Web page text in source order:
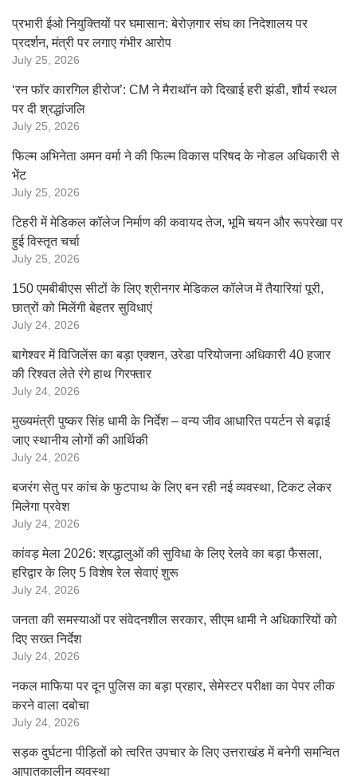
प्रभारी ईओ नियुक्तियों पर घमासान: बेरोज़गार संघ का निदेशालय पर
प्रदर्शन, मंत्री पर लगाए गंभीर आरोप
July 25, 2026
‘रन फॉर कारगिल हीरोज’: CM ने मैराथॉन को दिखाई हरी झंडी, शौर्य स्थल
पर दी श्रद्धांजलि
July 25, 2026
फिल्म अभिनेता अमन वर्मा ने की फिल्म विकास परिषद के नोडल अधिकारी से
भेंट
July 25, 2026
टिहरी में मेडिकल कॉलेज निर्माण की कवायद तेज, भूमि चयन और रूपरेखा पर
हुई विस्तृत चर्चा
July 25, 2026
150 एमबीबीएस सीटों के लिए श्रीनगर मेडिकल कॉलेज में तैयारियां पूरी,
छात्रों को मिलेंगी बेहतर सुविधाएं
July 24, 2026
बागेश्वर में विजिलेंस का बड़ा एक्शन, उरेडा परियोजना अधिकारी 40 हजार
की रिश्वत लेते रंगे हाथ गिरफ्तार
July 24, 2026
मुख्यमंत्री पुष्कर सिंह धामी के निर्देश – वन्य जीव आधारित पयर्टन से बढ़ाई
जाए स्थानीय लोगों की आर्थिकी
July 24, 2026
बजरंग सेतु पर कांच के फुटपाथ के लिए बन रही नई व्यवस्था, टिकट लेकर
मिलेगा प्रवेश
July 24, 2026
कांवड़ मेला 2026: श्रद्धालुओं की सुविधा के लिए रेलवे का बड़ा फैसला,
हरिद्वार के लिए 5 विशेष रेल सेवाएं शुरू
July 24, 2026
जनता की समस्याओं पर संवेदनशील सरकार, सीएम धामी ने अधिकारियों को
दिए सख्त निर्देश
July 24, 2026
नकल माफिया पर दून पुलिस का बड़ा प्रहार, सेमेस्टर परीक्षा का पेपर लीक
करने वाला दबोचा
July 24, 2026
सड़क दुर्घटना पीड़ितों को त्वरित उपचार के लिए उत्तराखंड में बनेगी समन्वित
आपातकालीन व्यवस्था